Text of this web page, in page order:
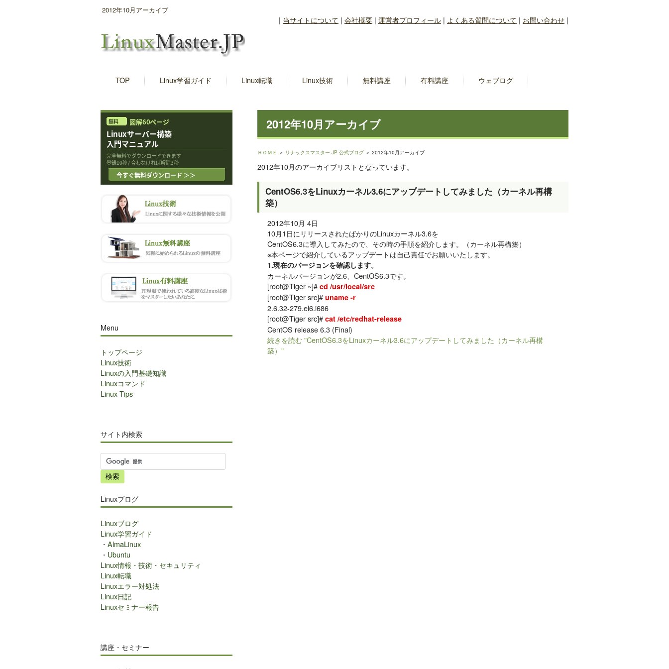
2012年10月アーカイブ
| 当サイトについて | 会社概要 | 運営者プロフィール | よくある質問について | お問い合わせ |
TOP Linux学習ガイド Linux転職 Linux技術 無料講座 有料講座 ウェブログ
2012年10月アーカイブ
ＨＯＭＥ ＞ リナックスマスター.JP 公式ブログ ＞ 2012年10月アーカイブ
2012年10月のアーカイブリストとなっています。
CentOS6.3をLinuxカーネル3.6にアップデートしてみました（カーネル再構
築）
2012年10月 4日
10月1日にリリースされたばかりのLinuxカーネル3.6を
CentOS6.3に導入してみたので、その時の手順を紹介します。（カーネル再構築）
※本ページで紹介しているアップデートは自己責任でお願いいたします。
1.現在のバージョンを確認します。
カーネルバージョンが2.6、CentOS6.3です。
[root@Tiger ~]# cd /usr/local/src
[root@Tiger src]# uname -r
2.6.32-279.el6.i686
[root@Tiger src]# cat /etc/redhat-release
CentOS release 6.3 (Final)
続きを読む "CentOS6.3をLinuxカーネル3.6にアップデートしてみました（カーネル再構
築）"
Menu
トップページ
Linux技術
Linuxの入門基礎知識
Linuxコマンド
Linux Tips
サイト内検索
サ
イ
ト
検
索
Linuxブログ
Linuxブログ
Linux学習ガイド
・ AlmaLinux
・ Ubuntu
Linux情報・技術・セキュリティ
Linux転職
Linuxエラー対処法
Linux日記
Linuxセミナー報告
講座・セミナー